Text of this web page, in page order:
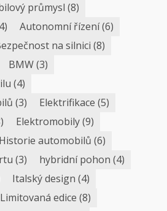
průmysl (8)
Autonomní řízení(6)
na silnici (8)
BMW(3)
(4)
(3) Elektrifikace (5)
Elektromobily(9)
Historie automobilů (6)
(3) hybridní pohon (4)
Italský design (4)
Limitovaná edice (8)